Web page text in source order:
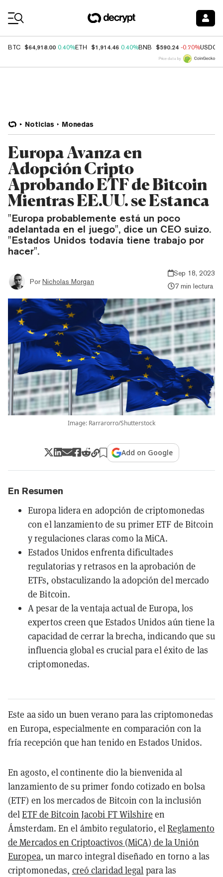
BTC $64,918.00 0.40%ETH $1,914.46 0.40%BNB $590.24 -0.70%USDC
Price data by
Noticias Monedas
Europa Avanza en
Adopción Cripto
Aprobando ETF de Bitcoin
Mientras EE.UU. se Estanca
"Europa probablemente está un poco
adelantada en el juego", dice un CEO suizo.
"Estados Unidos todavía tiene trabajo por
hacer".
Por Nicholas Morgan
Sep 18, 2023
7 min lectura
Image: Rarrarorro/Shutterstock
Add on Google
En Resumen
Europa lidera en adopción de criptomonedas
con el lanzamiento de su primer ETF de Bitcoin
y regulaciones claras como la MiCA.
Estados Unidos enfrenta dificultades
regulatorias y retrasos en la aprobación de
ETFs, obstaculizando la adopción del mercado
de Bitcoin.
A pesar de la ventaja actual de Europa, los
expertos creen que Estados Unidos aún tiene la
capacidad de cerrar la brecha, indicando que su
influencia global es crucial para el éxito de las
criptomonedas.
Este aa sido un buen verano para las criptomonedas
en Europa, especialmente en comparación con la
fría recepción que han tenido en Estados Unidos.
En agosto, el continente dio la bienvenida al
lanzamiento de su primer fondo cotizado en bolsa
(ETF) en los mercados de Bitcoin con la inclusión
delETF de Bitcoin Jacobi FT Wilshire en
Ámsterdam. En el ámbito regulatorio, elReglamento
de Mercados en Criptoactivos (MiCA) de la Unión
Europea, un marco integral diseñado en torno a las
criptomonedas, creó claridad legal para las